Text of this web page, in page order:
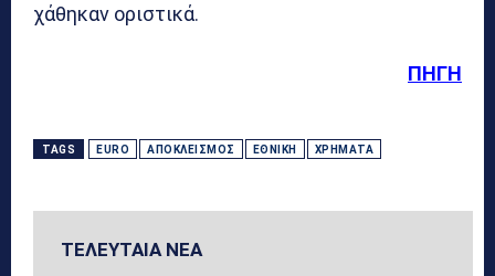
χάθηκαν οριστικά.
ΠΗΓΗ
TAGS EURO ΑΠΟΚΛΕΙΣΜΌΣ ΕΘΝΙΚΉ ΧΡΉΜΑΤΑ
ΤΕΛΕΥΤΑΙΑ ΝΕΑ